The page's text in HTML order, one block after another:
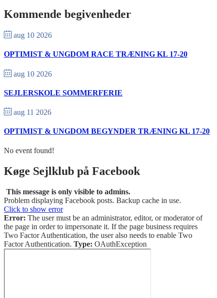
Kommende begivenheder
aug 10 2026
OPTIMIST & UNGDOM RACE TRÆNING KL 17-20
aug 10 2026
SEJLERSKOLE SOMMERFERIE
aug 11 2026
OPTIMIST & UNGDOM BEGYNDER TRÆNING KL 17-20
No event found!
Køge Sejlklub på Facebook
This message is only visible to admins.
Problem displaying Facebook posts. Backup cache in use.
Click to show error
Error: The user must be an administrator, editor, or moderator of
the page in order to impersonate it. If the page business requires
Two Factor Authentication, the user also needs to enable Two
Factor Authentication. Type: OAuthException